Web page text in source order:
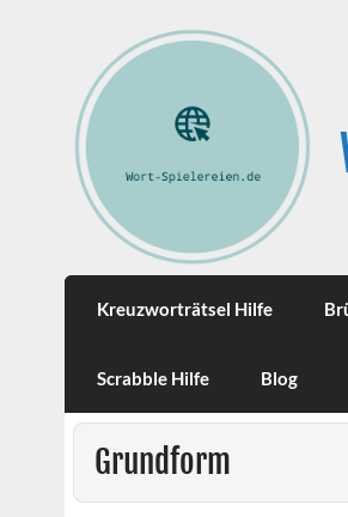
Kreuzworträtsel Hilfe
Scrabble Hilfe Blog
Grundform